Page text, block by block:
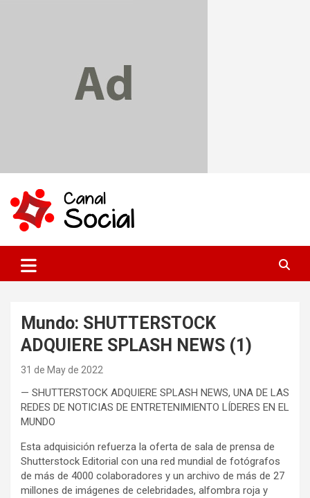
content
Canal Social
Mundo: SHUTTERSTOCK
ADQUIERE SPLASH NEWS (1)
31 de May de 2022
— SHUTTERSTOCK ADQUIERE SPLASH NEWS, UNA DE LAS
REDES DE NOTICIAS DE ENTRETENIMIENTO LÍDERES EN EL
MUNDO
Esta adquisición refuerza la oferta de sala de prensa de
Shutterstock Editorial con una red mundial de fotógrafos
de más de 4000 colaboradores y un archivo de más de 27
millones de imágenes de celebridades, alfombra roja y